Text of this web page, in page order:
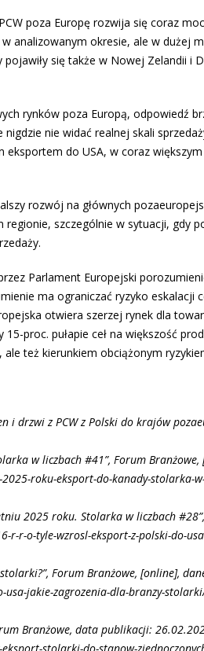
poza Europę rozwija się coraz
analizowanym okresie, ale w dużej
się także w Nowej Zelandii i
rynków poza Europą, odpowiedź
nie widać realnej skali
eksportem do USA, w coraz
rozwój na głównych
szczególnie w sytuacji, gdy
Parlament Europejski
ma ograniczać ryzyko eskalacji
otwiera szerzej rynek dla
proc. pułapie ceł na większość
też kierunkiem obciążonym
i drzwi z PCW z Polski do krajów
w liczbach #41”, Forum
roku-eksport-do-kanady-stolarka-
2025 roku. Stolarka w liczbach
r-o-tyle-wzrosl-eksport-z-polski-do-
Forum Branżowe, [online],
jakie-zagrozenia-dla-branzy-
Branżowe, data publikacji:
stolarki-do-stanow-